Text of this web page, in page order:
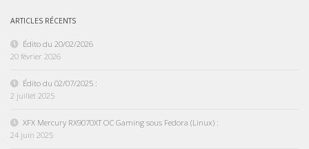
ARTICLES RÉCENTS
Édito du 20/02/2026
20 février 2026
Édito du 02/07/2025 :
2 juillet 2025
XFX Mercury RX9070XT OC Gaming sous Fedora (Linux) :
24 juin 2025